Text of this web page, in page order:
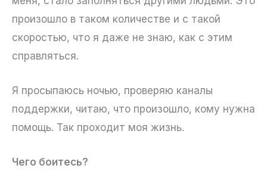
произошло в таком количестве и с такой
скоростью, что я даже не знаю, как с этим
справляться.
Я просыпаюсь ночью, проверяю каналы
поддержки, читаю, что произошло, кому нужна
помощь. Так проходит моя жизнь.
Чего боитесь?